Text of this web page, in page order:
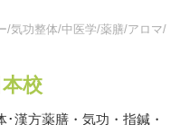
/気功整体/中医学/薬膳/アロマ/
校
漢方薬膳・気功・指鍼・